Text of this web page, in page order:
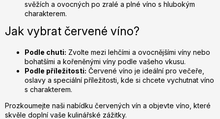
s
svěžích a ovocných po zralé a plné víno s hlubokým
charakterem.
Jak vybrat červené víno?
Podle chuti: Zvolte mezi lehčími a ovocnějšími víny nebo
bohatšími a kořeněnými víny podle vašeho vkusu.
Podle příležitosti: Červené víno je ideální pro večeře,
oslavy a speciální příležitosti, kde si chcete vychutnat víno
s charakterem.
Prozkoumejte naši nabídku červených vín a objevte víno, které
skvěle doplní vaše kulinářské zážitky.